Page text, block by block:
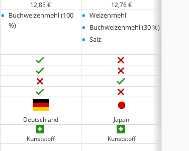
12,85 € 12,76 €
• Buchweizenmehl (100
%)
• Weizenmehl
• Buchweizenmehl (30 %)
• Salz
Deutschland Japan
Kunststoff Kunststoff